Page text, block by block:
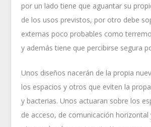
por un lado tiene que aguantar su
de los usos previstos, por otro debe
externas poco probables como
y además tiene que percibirse segura
Unos diseños nacerán de la propia
los espacios y otros que eviten la
y bacterias. Unos actuaran sobre los
de acceso, de comunicación horizontal